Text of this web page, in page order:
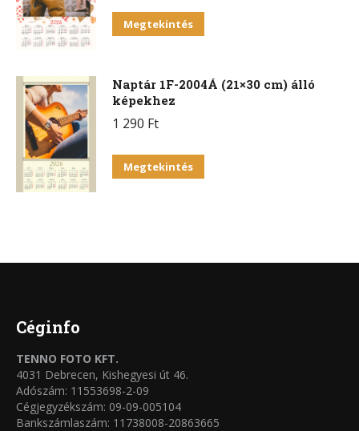
Megtekintés
Naptár 1F-2004Á (21×30 cm) álló
képekhez
1 290 Ft
Megtekintés
Céginfo
TENNO FOTO KFT.
4031 Debrecen, Kishegyesi út 46.
Adószám: 11553698-2-09
Cégjegyzékszám: 09-09-005104
Bankszámlaszám: 11738008-20863665